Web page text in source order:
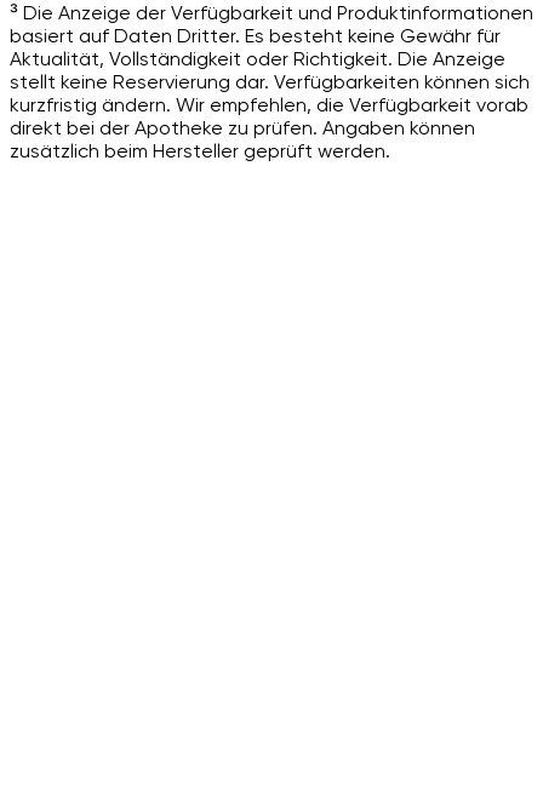
³ Die Anzeige der Verfügbarkeit und Produktinformationen
basiert auf Daten Dritter. Es besteht keine Gewähr für
Aktualität, Vollständigkeit oder Richtigkeit. Die Anzeige
stellt keine Reservierung dar. Verfügbarkeiten können sich
kurzfristig ändern. Wir empfehlen, die Verfügbarkeit vorab
direkt bei der Apotheke zu prüfen. Angaben können
zusätzlich beim Hersteller geprüft werden.